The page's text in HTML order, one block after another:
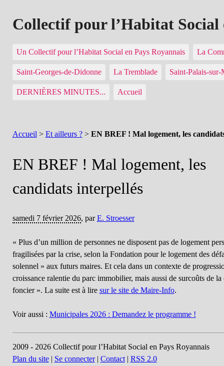
Collectif pour l’Habitat Social
Un Collectif pour l’Habitat Social en Pays Royannais La
Saint-Georges-de-Didonne La Tremblade Saint-Palais-sur-
DERNIÈRES MINUTES... Accueil
Accueil > Et ailleurs ?> EN BREF ! Mal logement, les
EN BREF ! Mal logement, les
candidats interpellés
samedi 7 février 2026, parE. Stroesser
« Plus d’un million de personnes ne disposent pas de logement
fragilisées par la crise, selon la Fondation pour le logement des
solennel » aux futurs maires. Et cela dans un contexte de
croissance ralentie du parc immobilier, mais aussi de surcoûts de
foncier ». La suite est à lire sur le site de Maire-Info.
Voir aussi : Municipales 2026 : Demandez le programme !
2009 - 2026 Collectif pour l’Habitat Social en Pays Royannais
Plan du site| Se connecter| Contact| RSS 2.0